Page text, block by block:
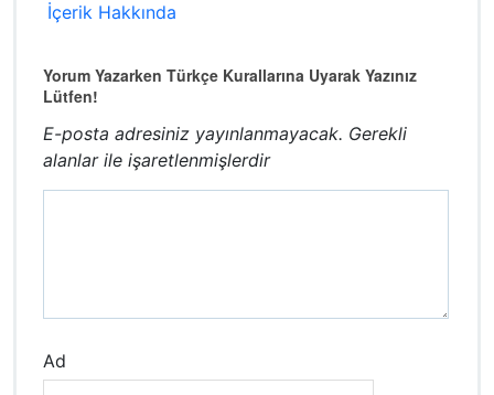
İçerik Hakkında
Yorum Yazarken Türkçe Kurallarına Uyarak Yazınız
Lütfen!
E-posta adresiniz yayınlanmayacak. Gerekli
alanlar ile işaretlenmişlerdir
Ad